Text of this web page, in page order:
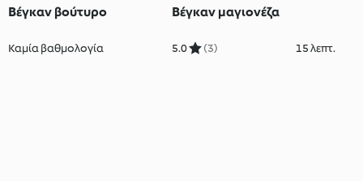
Βέγκαν βούτυρο
Καμία βαθμολογία
Βέγκαν μαγιονέζα
5.0 (3) 15 λεπτ.